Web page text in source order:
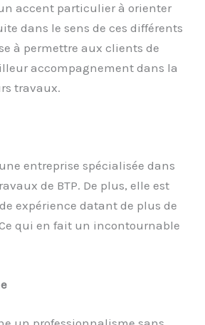
accent particulier à orienter
dans le sens de ces différents
à permettre aux clients de
accompagnement dans la
travaux.
une entreprise spécialisée dans
de BTP. De plus, elle est
expérience datant de plus de
qui en fait un incontournable